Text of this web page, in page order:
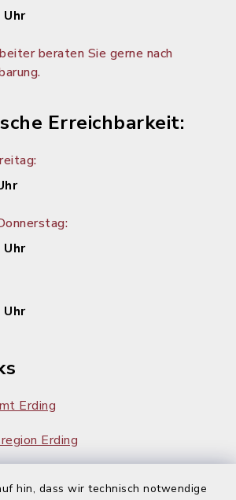
hin, dass wir technisch notwendige
beraten Sie gerne nach
Erreichbarkeit:
Erding
Erding